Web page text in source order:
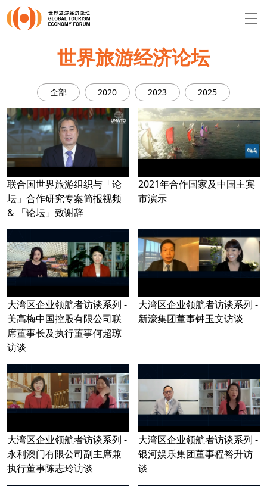
繁 简
关于论坛
论坛议程
演讲者
世界旅游经济论坛
全部 2020 2023 2025
联合国世界旅游组织与「论
坛」合作研究专案简报视频
& 「论坛」致谢辞
2021年合作国家及中国主宾
市演示
大湾区企业领航者访谈系列 -
美高梅中国控股有限公司联
席董事长及执行董事何超琼
访谈
大湾区企业领航者访谈系列 -
新濠集团董事钟玉文访谈
大湾区企业领航者访谈系列 -
永利澳门有限公司副主席兼
执行董事陈志玲访谈
大湾区企业领航者访谈系列 -
银河娱乐集团董事程裕升访
谈